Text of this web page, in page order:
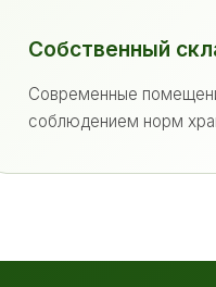
Собственный
Современные
соблюдением норм